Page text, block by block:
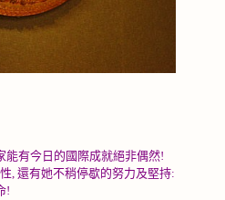
能有今日的國際成就絕非偶然!
, 還有她不稍停歇的努力及堅持:
!